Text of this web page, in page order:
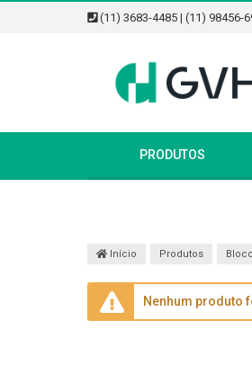
(11) 3683-4485 | (11) 98456-
PRODUTOS
Início Produtos
Nenhum produto